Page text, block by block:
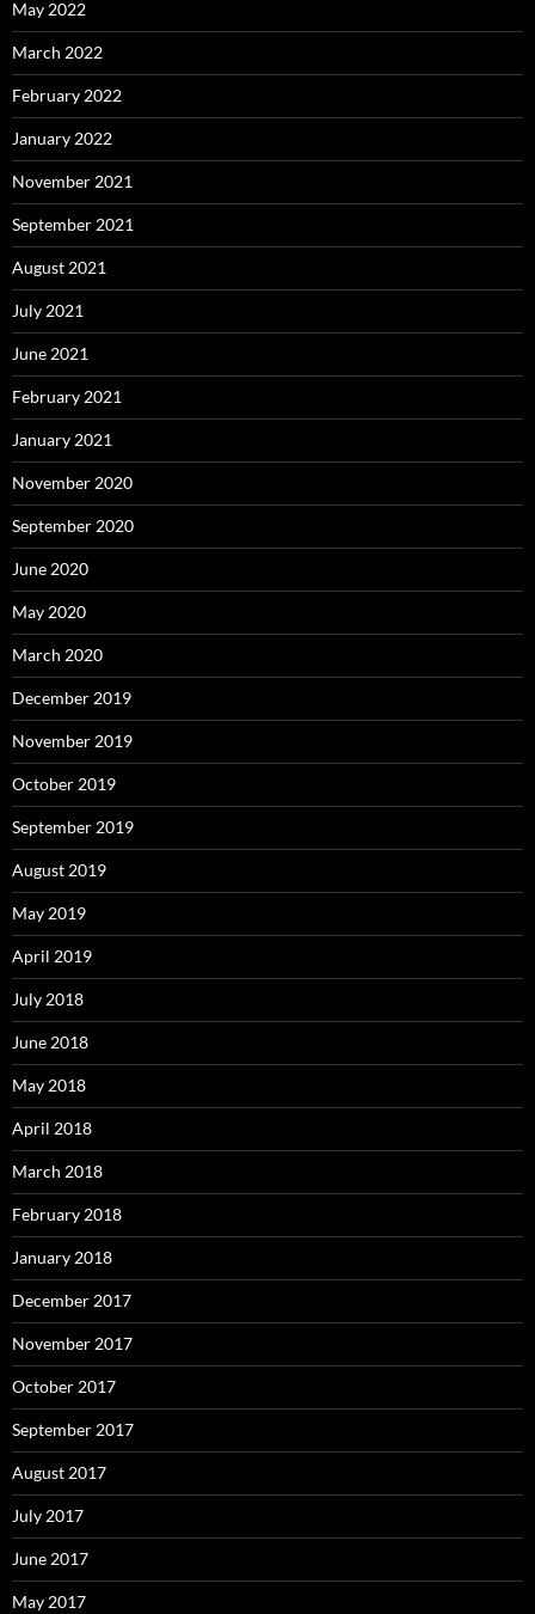
May 2022
March 2022
February 2022
January 2022
November 2021
September 2021
August 2021
July 2021
June 2021
February 2021
January 2021
November 2020
September 2020
June 2020
May 2020
March 2020
December 2019
November 2019
October 2019
September 2019
August 2019
May 2019
April 2019
July 2018
June 2018
May 2018
April 2018
March 2018
February 2018
January 2018
December 2017
November 2017
October 2017
September 2017
August 2017
July 2017
June 2017
May 2017